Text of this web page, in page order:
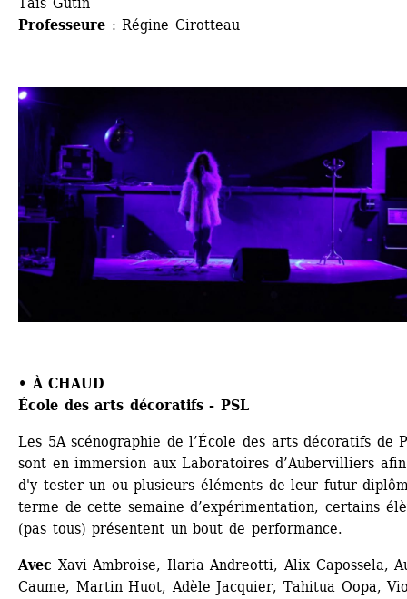
Professeure : Régine Cirotteau
• À CHAUD
École des arts décoratifs - PSL
Les 5A scénographie de l’École des arts décoratifs de
sont en immersion aux Laboratoires d’Aubervilliers afin
d'y tester un ou plusieurs éléments de leur futur
terme de cette semaine d’expérimentation, certains
(pas tous) présentent un bout de performance.
Avec Xavi Ambroise, Ilaria Andreotti, Alix Capossela,
Caume, Martin Huot, Adèle Jacquier, Tahitua Oopa,